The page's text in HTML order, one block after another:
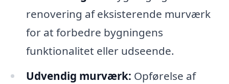
renovering af eksisterende murværk
for at forbedre bygningens
funktionalitet eller udseende.
Udvendig murværk: Opførelse af